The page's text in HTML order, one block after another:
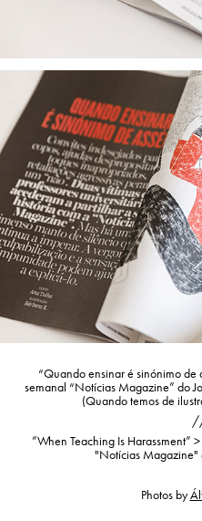
“Quando ensinar é sinónimo de
semanal “Notícias Magazine” do
(Quando temos de
”When Teaching Is Harassment”
"Notícias Magazine"
Photos by